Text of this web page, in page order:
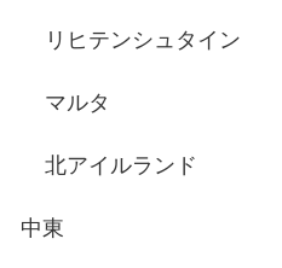
リヒテンシュタイン
マルタ
北アイルランド
中東